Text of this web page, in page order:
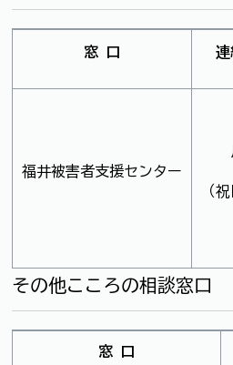
窓 口 連
福井被害者支援センター
（
その他こころの相談窓口
窓 口